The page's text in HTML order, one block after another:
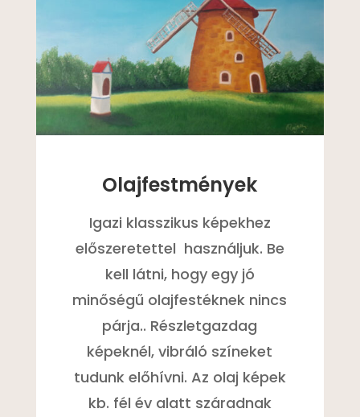
Olajfestmények
Igazi klasszikus képekhez
előszeretettel használjuk. Be
kell látni, hogy egy jó
minőségű olajfestéknek nincs
párja.. Részletgazdag
képeknél, vibráló színeket
tudunk előhívni. Az olaj képek
kb. fél év alatt száradnak